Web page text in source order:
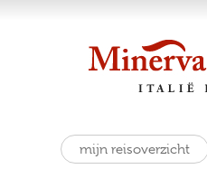
mijn reisoverzicht